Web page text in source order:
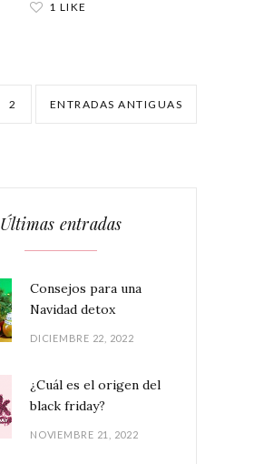
1 LIKE
2 ENTRADAS ANTIGUAS
Últimas entradas
Consejos para una
Navidad detox
DICIEMBRE 22, 2022
¿Cuál es el origen del
black friday?
NOVIEMBRE 21, 2022